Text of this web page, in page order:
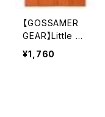
【GOSSAMER
GEAR】Little Sit
Pads
¥1,760